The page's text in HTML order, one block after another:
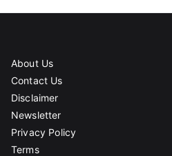
About Us
Contact Us
Disclaimer
Newsletter
Privacy Policy
Terms